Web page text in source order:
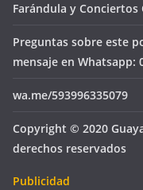
Farándula y Conciertos
Preguntas sobre este
mensaje en Whatsapp:
wa.me/593996335079
Copyright © 2020
derechos reservados
Publicidad